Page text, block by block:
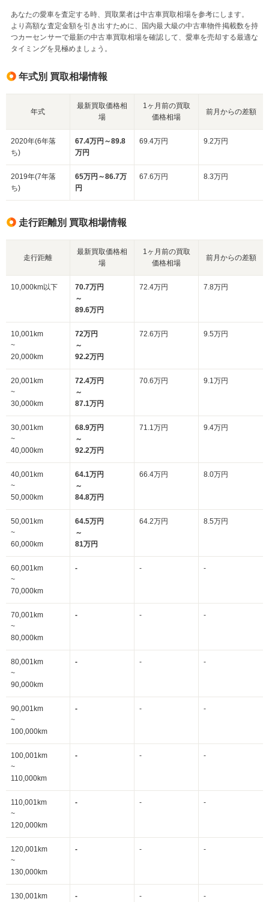
あなたの愛車を査定する時、買取業者は中古車買取相場を参考にします。
より高額な査定金額を引き出すために、国内最大級の中古車物件掲載数を持
つカーセンサーで最新の中古車買取相場を確認して、愛車を売却する最適な
タイミングを見極めましょう。
年式別 買取相場情報
年式
最新買取価格相
場
1ヶ月前の買取
価格相場
前月からの差額
2020年(6年落
ち)
67.4万円～89.8
万円
69.4万円 9.2万円
2019年(7年落
ち)
65万円～86.7万
円
67.6万円 8.3万円
走行距離別 買取相場情報
走行距離
最新買取価格相
場
1ヶ月前の買取
価格相場
前月からの差額
10,000km以下
70.7万円
～
89.6万円
72.4万円 7.8万円
10,001km
~
20,000km
72万円
～
92.2万円
72.6万円 9.5万円
20,001km
~
30,000km
72.4万円
～
87.1万円
70.6万円 9.1万円
30,001km
~
40,000km
68.9万円
～
92.2万円
71.1万円 9.4万円
40,001km
~
50,000km
64.1万円
～
84.8万円
66.4万円 8.0万円
50,001km
~
60,000km
64.5万円
～
81万円
64.2万円 8.5万円
60,001km
~
70,000km
- - -
70,001km
~
80,000km
- - -
80,001km
~
90,000km
- - -
90,001km
~
100,000km
- - -
100,001km
~
110,000km
- - -
110,001km
~
120,000km
- - -
120,001km
~
130,000km
- - -
130,001km - - -